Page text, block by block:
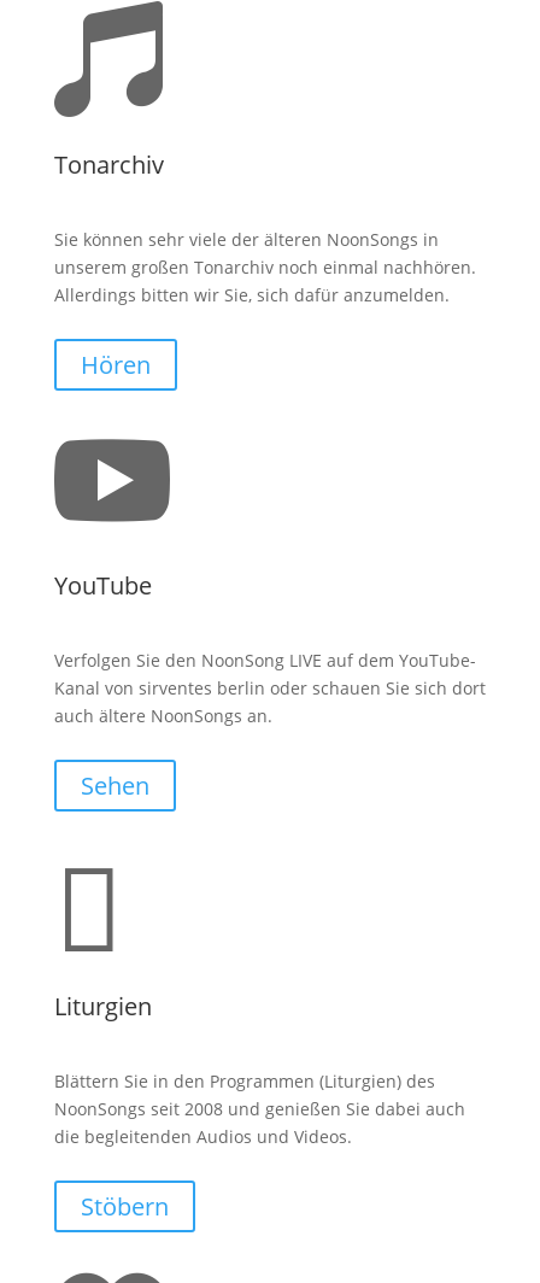

Tonarchiv
Sie können sehr viele der älteren NoonSongs in
unserem großen Tonarchiv noch einmal nachhören.
Allerdings bitten wir Sie, sich dafür anzumelden.
Hören

YouTube
Verfolgen Sie den NoonSong LIVE auf dem YouTube-
Kanal von sirventes berlin oder schauen Sie sich dort
auch ältere NoonSongs an.
Sehen

Liturgien
Blättern Sie in den Programmen (Liturgien) des
NoonSongs seit 2008 und genießen Sie dabei auch
die begleitenden Audios und Videos.
Stöbern